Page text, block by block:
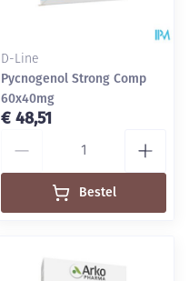
D-Line
Pycnogenol Strong Comp
60x40mg
€ 48,51
Bestel